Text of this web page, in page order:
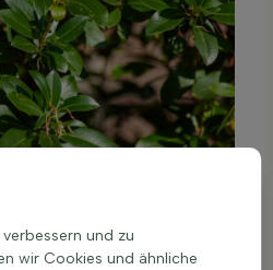
Arbutus unedo
und zu
wir Cookies und ähnliche